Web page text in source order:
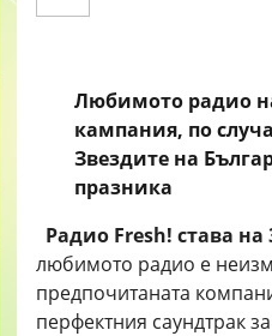
Любимото радио
кампания, по
Звездите на
празника
Радио Fresh! става на
любимото радио е
предпочитаната
перфектния саундтрак